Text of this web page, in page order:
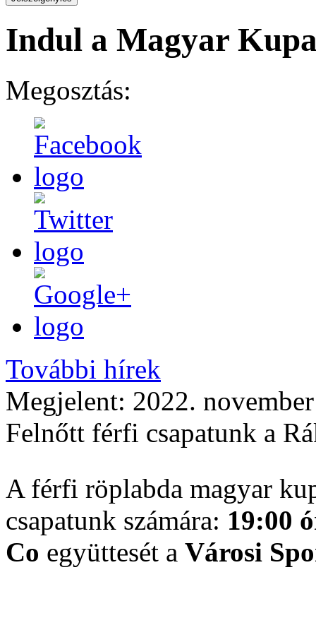
Indul a Magyar
Megosztás:
További hírek
Megjelent: 2022.
Felnőtt férfi csapatunk a
A férfi röplabda magyar
csapatunk számára: 19:00
Co együttesét a Városi